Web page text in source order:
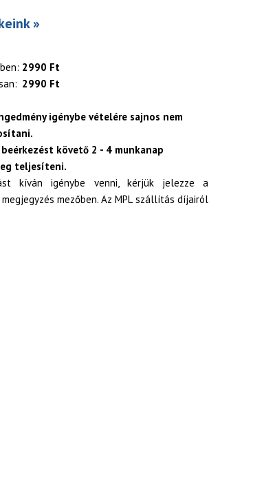
»
2990 Ft
2990 Ft
igénybe vételére sajnos nem
követő 2 - 4 munkanap
teljesíteni.
kíván igénybe venni, kérjük jelezze a
mezőben. Az MPL szállítás díjairól